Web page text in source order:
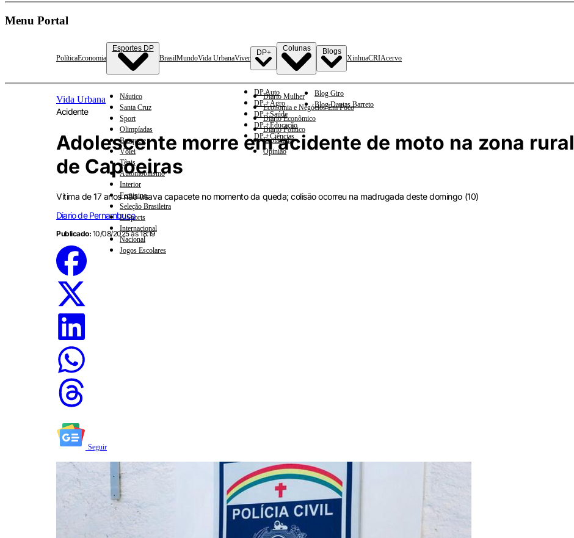
Menu Portal
PolíticaEconomia
Esportes DP
Náutico
Santa Cruz
Sport
Olimpíadas
Basquete
Vôlei
Tênis
Automobilismo
Interior
Feminino
Seleção Brasileira
E-Sports
Internacional
Nacional
Jogos Escolares
BrasilMundoVida UrbanaViver
DP+
DP Auto
DP +Agro
DP +Saúde
DP +Educação
DP +Ciências
Colunas
Diario Mulher
Economia e Negócios Em Foco
Diario Econômico
Diario Político
Esplanada
Opinião
Blogs
Blog Giro
Blog Dantas Barreto
XinhuaCRIAcervo
Vida Urbana
Acidente
Adolescente morre em acidente de moto na zona rural
de Capoeiras
Vítima de 17 anos não usava capacete no momento da queda; colisão ocorreu na madrugada deste domingo (10)
Diario de Pernambuco
Publicado: 10/08/2025 às 18:19
Seguir